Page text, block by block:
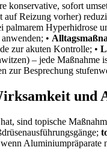
sofort
auf Reizung vorher)
Hyperhidrose
•
zur akuten Kontrolle; •
– ⁣jede
zur Besprechung
und
sind topische